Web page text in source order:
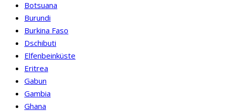
Botsuana
Burundi
Burkina Faso
Dschibuti
Elfenbeinküste
Eritrea
Gabun
Gambia
Ghana